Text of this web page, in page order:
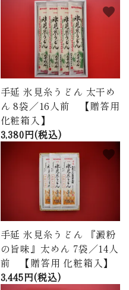
手延 氷見糸うどん 太干め
ん 8袋／16人前 【贈答用
化粧箱入】
3,380円(税込)
favorite
手延 氷見糸うどん 『澱粉
の旨味』太めん 7袋／14人
前 【贈答用 化粧箱入】
3,445円(税込)
favorite